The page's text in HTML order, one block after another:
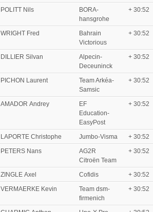
POLITT Nils
BORA-
hansgrohe
+ 30:52
WRIGHT Fred
Bahrain
Victorious
+ 30:52
DILLIER Silvan
Alpecin-
Deceuninck
+ 30:52
PICHON Laurent
Team Arkéa-
Samsic
+ 30:52
AMADOR Andrey
EF
Education-
EasyPost
+ 30:52
LAPORTE Christophe Jumbo-Visma
+ 30:52
PETERS Nans
AG2R
Citroën Team
+ 30:52
ZINGLE Axel Cofidis
+ 30:52
VERMAERKE Kevin
Team dsm-
firmenich
+ 30:52